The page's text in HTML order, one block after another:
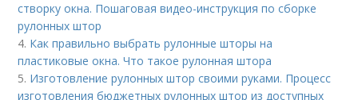
створку окна. Пошаговая видео-инструкция по сборке
рулонных штор
4. Как правильно выбрать рулонные шторы на
пластиковые окна. Что такое рулонная штора
5. Изготовление рулонных штор своими руками. Процесс
изготовления бюджетных рулонных штор из доступных